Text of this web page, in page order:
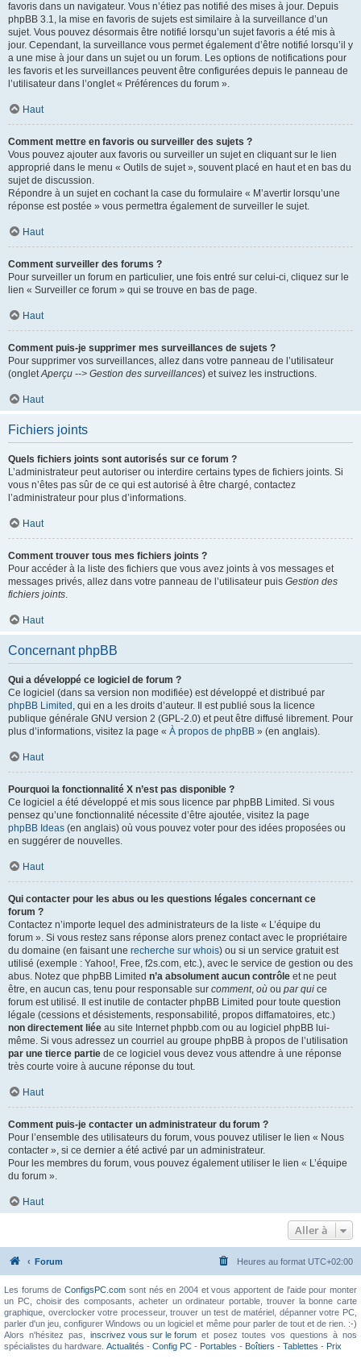
favoris dans un navigateur. Vous n’étiez pas notifié des mises à jour. Depuis
phpBB 3.1, la mise en favoris de sujets est similaire à la surveillance d’un
sujet. Vous pouvez désormais être notifié lorsqu’un sujet favoris a été mis à
jour. Cependant, la surveillance vous permet également d’être notifié lorsqu’il y
a une mise à jour dans un sujet ou un forum. Les options de notifications pour
les favoris et les surveillances peuvent être configurées depuis le panneau de
l’utilisateur dans l’onglet « Préférences du forum ».
Haut
Comment mettre en favoris ou surveiller des sujets ?
Vous pouvez ajouter aux favoris ou surveiller un sujet en cliquant sur le lien
approprié dans le menu « Outils de sujet », souvent placé en haut et en bas du
sujet de discussion.
Répondre à un sujet en cochant la case du formulaire « M’avertir lorsqu’une
réponse est postée » vous permettra également de surveiller le sujet.
Haut
Comment surveiller des forums ?
Pour surveiller un forum en particulier, une fois entré sur celui-ci, cliquez sur le
lien « Surveiller ce forum » qui se trouve en bas de page.
Haut
Comment puis-je supprimer mes surveillances de sujets ?
Pour supprimer vos surveillances, allez dans votre panneau de l’utilisateur
(ongletAperçu --> Gestion des surveillances) et suivez les instructions.
Haut
Fichiers joints
Quels fichiers joints sont autorisés sur ce forum ?
L’administrateur peut autoriser ou interdire certains types de fichiers joints. Si
vous n’êtes pas sûr de ce qui est autorisé à être chargé, contactez
l’administrateur pour plus d’informations.
Haut
Comment trouver tous mes fichiers joints ?
Pour accéder à la liste des fichiers que vous avez joints à vos messages et
messages privés, allez dans votre panneau de l’utilisateur puis Gestion des
fichiers joints.
Haut
Concernant phpBB
Qui a développé ce logiciel de forum ?
Ce logiciel (dans sa version non modifiée) est développé et distribué par
phpBB Limited , qui en a les droits d’auteur. Il est publié sous la licence
publique générale GNU version 2 (GPL-2.0) et peut être diffusé librement. Pour
plus d’informations, visitez la page « À propos de phpBB » (en anglais).
Haut
Pourquoi la fonctionnalité X n’est pas disponible ?
Ce logiciel a été développé et mis sous licence par phpBB Limited. Si vous
pensez qu’une fonctionnalité nécessite d’être ajoutée, visitez la page
phpBB Ideas (en anglais) où vous pouvez voter pour des idées proposées ou
en suggérer de nouvelles.
Haut
Qui contacter pour les abus ou les questions légales concernant ce
forum ?
Contactez n’importe lequel des administrateurs de la liste « L’équipe du
forum ». Si vous restez sans réponse alors prenez contact avec le propriétaire
du domaine (en faisant une recherche sur whois) ou si un service gratuit est
utilisé (exemple : Yahoo!, Free, f2s.com, etc.), avec le service de gestion ou des
abus. Notez que phpBB Limited n’a absolument aucun contrôle et ne peut
être, en aucun cas, tenu pour responsable sur comment, où ou par qui ce
forum est utilisé. Il est inutile de contacter phpBB Limited pour toute question
légale (cessions et désistements, responsabilité, propos diffamatoires, etc.)
non directement liée au site Internet phpbb.com ou au logiciel phpBB lui-
même. Si vous adressez un courriel au groupe phpBB à propos de l’utilisation
par une tierce partie de ce logiciel vous devez vous attendre à une réponse
très courte voire à aucune réponse du tout.
Haut
Comment puis-je contacter un administrateur du forum ?
Pour l’ensemble des utilisateurs du forum, vous pouvez utiliser le lien « Nous
contacter », si ce dernier a été activé par un administrateur.
Pour les membres du forum, vous pouvez également utiliser le lien « L’équipe
du forum ».
Haut
Aller à
Forum Heures au format UTC+02:00
Les forums deConfigsPC.com sont nés en 2004 et vous apportent de l'aide pour monter
un PC, choisir des composants, acheter un ordinateur portable, trouver la bonne carte
graphique, overclocker votre processeur, trouver un test de matériel, dépanner votre PC,
parler d'un jeu, configurer Windows ou un logiciel et même pour parler de tout et de rien. :-)
Alors n'hésitez pas, inscrivez vous sur le forumet posez toutes vos questions à nos
spécialistes du hardware. Actualités - Config PC - Portables - Boîtiers - Tablettes - Prix